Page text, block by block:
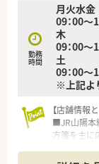
強いため、
■半数以上
てと両立し
■今後の薬
前向きで活
勤務
時間
月火水金
09：00～
木
09：00～
土
09：00～
※上記よ
【店舗情報
■JR山陽本
方箋を主に
協力しなが